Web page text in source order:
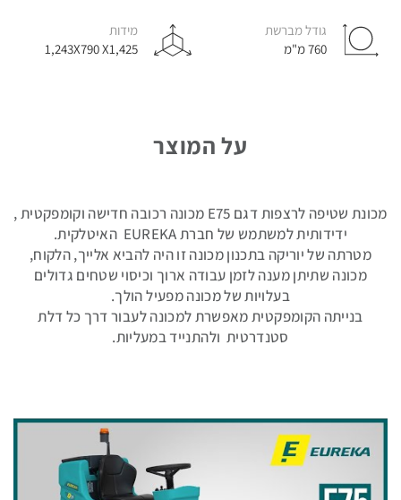
חומרי
ניקוי
תעשייתיים
גודל מברשת
760 מ"מ
מידות
1,243X790 X1,425
על המוצר
מכונת שטיפה לרצפות דגם E75 מכונה רכובה חדישה וקומפקטית ,
ידידותית למשתמש של חברת EUREKA האיטלקית.
מטרתה של יוריקה בתכנון מכונה זו היה להביא אלייך, הלקוח,
מכונה שתיתן מענה לזמן עבודה ארוך וכיסוי שטחים גדולים
בעלויות של מכונה מפעיל הולך.
בנייתה הקומפקטית מאפשרת למכונה לעבור דרך כל דלת
סטנדרטית ולהתנייד במעליות.